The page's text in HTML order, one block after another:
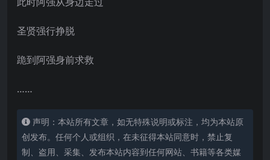
圣贤强行挣脱
跪到阿强身前求救
……
声明：本站所有文章，如无特殊说明或标注，均为本站原
创发布。任何个人或组织，在未征得本站同意时，禁止复
制、盗用、采集、发布本站内容到任何网站、书籍等各类媒